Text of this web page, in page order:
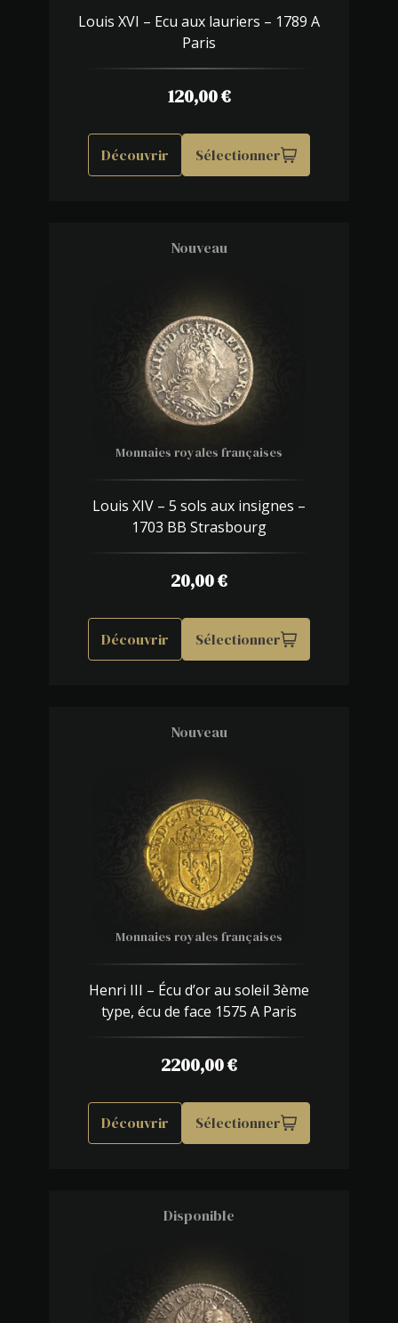
Louis XVI – Ecu aux lauriers – 1789 A
Paris
120,00€
Découvrir Sélectionner
Nouveau
Monnaies royales françaises
Louis XIV – 5 sols aux insignes –
1703 BB Strasbourg
20,00€
Découvrir Sélectionner
Nouveau
Monnaies royales françaises
Henri III – Écu d’or au soleil 3ème
type, écu de face 1575 A Paris
2200,00€
Découvrir Sélectionner
Disponible